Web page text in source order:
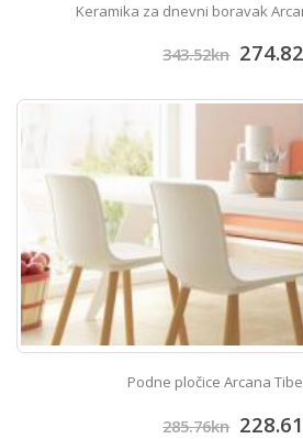
Keramika za dnevni boravak
343.52kn 274.82
Podne pločice Arcana
285.76kn 228.61